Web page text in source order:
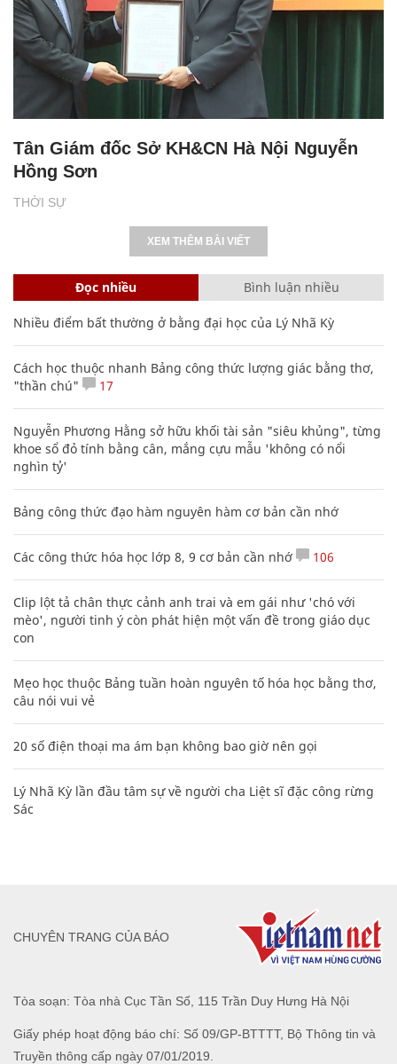
THỜI SỰ
Tân Giám đốc Sở KH&CN Hà Nội Nguyễn
Hồng Sơn
XEM THÊM BÀI VIẾT
Đọc nhiều Bình luận nhiều
Nhiều điểm bất thường ở bằng đại học của Lý Nhã Kỳ
Cách học thuộc nhanh Bảng công thức lượng giác bằng thơ,
"thần chú"
17
Nguyễn Phương Hằng sở hữu khối tài sản "siêu khủng", từng
khoe sổ đỏ tính bằng cân, mắng cựu mẫu 'không có nổi
nghìn tỷ'
Bảng công thức đạo hàm nguyên hàm cơ bản cần nhớ
Các công thức hóa học lớp 8, 9 cơ bản cần nhớ 106
Clip lột tả chân thực cảnh anh trai và em gái như 'chó với
mèo', người tinh ý còn phát hiện một vấn đề trong giáo dục
con
Mẹo học thuộc Bảng tuần hoàn nguyên tố hóa học bằng thơ,
câu nói vui vẻ
20 số điện thoại ma ám bạn không bao giờ nên gọi
Lý Nhã Kỳ lần đầu tâm sự về người cha Liệt sĩ đặc công rừng
Sác
Tòa soạn: Tòa nhà Cục Tần Số, 115 Trần Duy Hưng Hà Nội
Giấy phép hoạt động báo chí: Số 09/GP-BTTTT, Bộ Thông tin và
Truyền thông cấp ngày 07/01/2019.
CHUYÊN TRANG CỦA BÁO